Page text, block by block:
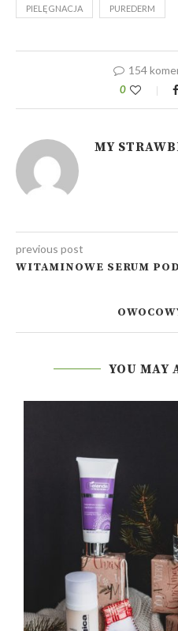
PIELĘGNACJA PUREDERM
154
0
MY
previous post
WITAMINOWE SERUM
YOU MAY